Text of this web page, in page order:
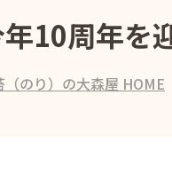
10周年を
（のり）の大森屋 HOME